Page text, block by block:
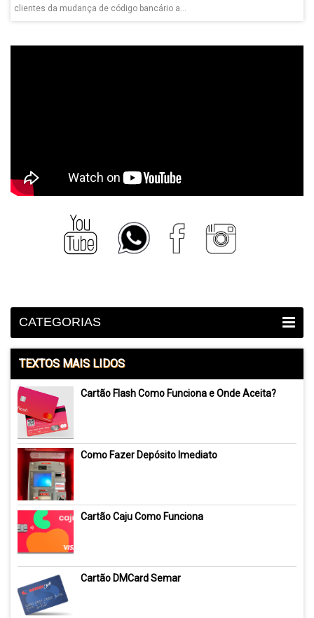
clientes da mudança de código bancário a...
CATEGORIAS
TEXTOS MAIS LIDOS
Cartão Flash Como Funciona e Onde Aceita?
Como Fazer Depósito Imediato
Cartão Caju Como Funciona
Cartão DMCard Semar